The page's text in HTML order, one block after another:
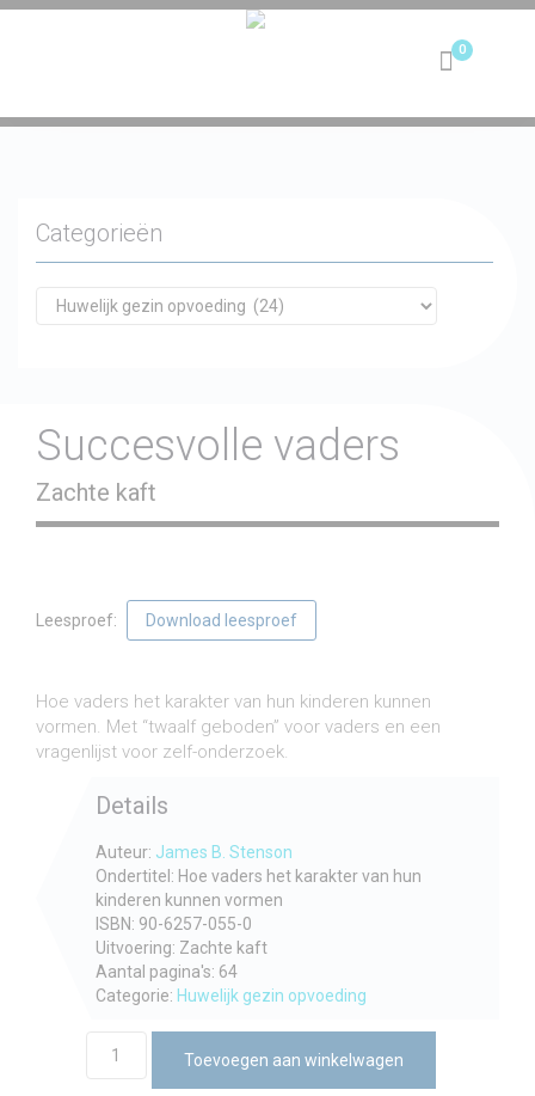
Categorieën
Succesvolle vaders
Zachte kaft
Leesproef: Download leesproef
Hoe vaders het karakter van hun kinderen kunnen
vormen. Met “twaalf geboden” voor vaders en een
vragenlijst voor zelf-onderzoek.
Details
Auteur: James B. Stenson
Ondertitel: Hoe vaders het karakter van hun
kinderen kunnen vormen
ISBN: 90-6257-055-0
Uitvoering: Zachte kaft
Aantal pagina's: 64
Categorie: Huwelijk gezin opvoeding
vaders
Toevoegen aan winkelwagen